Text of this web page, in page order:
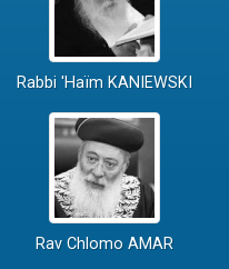
Rabbi 'Haïm KANIEWSKI
Rav Chlomo AMAR